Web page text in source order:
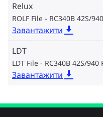
Relux
ROLF File - RC340B 42S/
Завантажити
LDT
LDT File - RC340B 42S/940
Завантажити